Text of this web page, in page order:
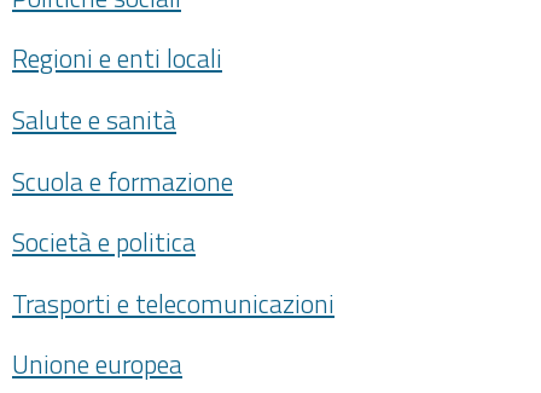
Regioni e enti locali
Salute e sanità
Scuola e formazione
Società e politica
Trasporti e telecomunicazioni
Unione europea